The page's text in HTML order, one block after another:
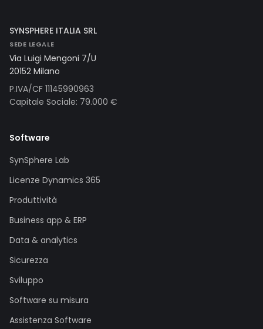
SYNSPHERE ITALIA SRL
SEDE LEGALE
Via Luigi Mengoni 7/U
20152 Milano
P.IVA/CF 11145990963
Capitale Sociale: 79.000 €
Software
SynSphere Lab
Licenze Dynamics 365
Produttività
Business app & ERP
Data & analytics
Sicurezza
Sviluppo
Software su misura
Assistenza Software